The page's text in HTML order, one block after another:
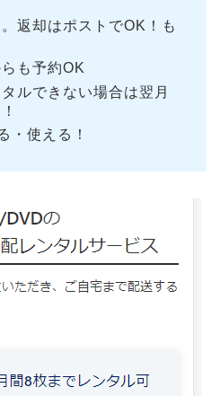
返却はポストでOK！も
も予約OK
ルできない場合は翌月
・使える！